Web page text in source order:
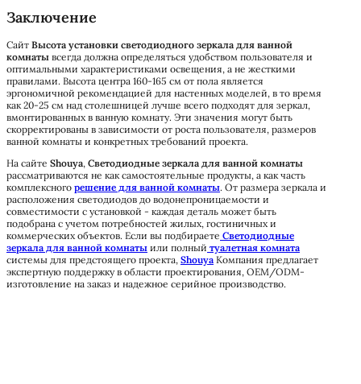
Заключение
Сайт Высота установки светодиодного зеркала для ванной
комнаты всегда должна определяться удобством пользователя и
оптимальными характеристиками освещения, а не жесткими
правилами. Высота центра 160-165 см от пола является
эргономичной рекомендацией для настенных моделей, в то время
как 20-25 см над столешницей лучше всего подходят для зеркал,
вмонтированных в ванную комнату. Эти значения могут быть
скорректированы в зависимости от роста пользователя, размеров
ванной комнаты и конкретных требований проекта.
На сайте Shouya, Светодиодные зеркала для ванной комнаты
рассматриваются не как самостоятельные продукты, а как часть
комплексного решение для ванной комнаты. От размера зеркала и
расположения светодиодов до водонепроницаемости и
совместимости с установкой - каждая деталь может быть
подобрана с учетом потребностей жилых, гостиничных и
коммерческих объектов. Если вы подбираете Светодиодные
зеркала для ванной комнаты или полный туалетная комната
системы для предстоящего проекта, Shouya Компания предлагает
экспертную поддержку в области проектирования, OEM/ODM-
изготовление на заказ и надежное серийное производство.